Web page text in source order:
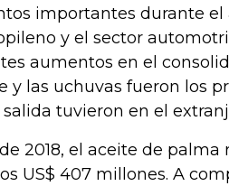
importantes durante el
y el sector
aumentos en el
y las uchuvas fueron los
tuvieron en el
2018, el aceite de palma
US$ 407 millones. A